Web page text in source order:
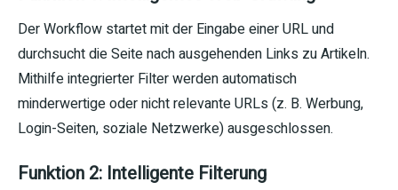
Der Workflow startet mit der Eingabe einer URL und
durchsucht die Seite nach ausgehenden Links zu Artikeln.
Mithilfe integrierter Filter werden automatisch
minderwertige oder nicht relevante URLs (z. B. Werbung,
Login-Seiten, soziale Netzwerke) ausgeschlossen.
Funktion 2: Intelligente Filterung